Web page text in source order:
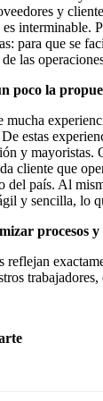
y
interminable.
para que se
las
poco la
mucha
estas
y mayoristas.
cliente que
del país. Al
y sencilla, lo
procesos
reflejan